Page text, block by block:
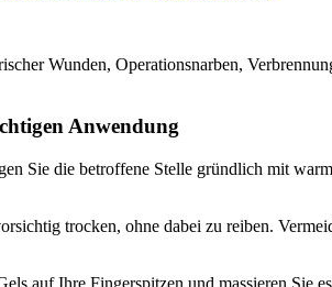
Wunden, Operationsnarben,
Anwendung
Sie die betroffene Stelle gründlich mit
trocken, ohne dabei zu reiben.
auf Ihre Fingerspitzen und massieren Sie